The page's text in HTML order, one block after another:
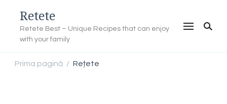
Retete
Retete Best – Unique Recipes that can enjoy
with your family
Prima pagină / Rețete